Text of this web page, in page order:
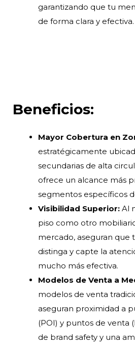
garantizando que tu
de forma clara y efectiva.
Beneficios:
Mayor Cobertura en
estratégicamente
secundarias de alta
ofrece un alcance más
segmentos específicos
Visibilidad Superior: Al
piso como otro
mercado, aseguran que
distinga y capte la
mucho más efectiva.
Modelos de Venta a
modelos de venta
aseguran proximidad a
(POI) y puntos de venta
de brand safety y una